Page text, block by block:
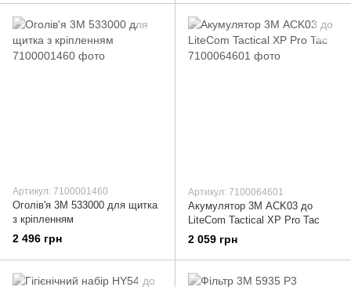
Артикул: 7100001460
Оголів'я 3М 533000 для щитка
з кріпленням
2 496 грн
Артикул: 7100064601
Акумулятор 3М ACK03 до
LiteCom Tactical XP Pro Tac
2 059 грн